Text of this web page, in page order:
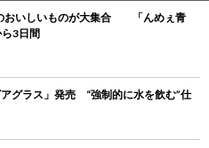
おいしいものが大集合 「んめぇ青
3日間
グラス」発売 “強制的に水を飲む”仕